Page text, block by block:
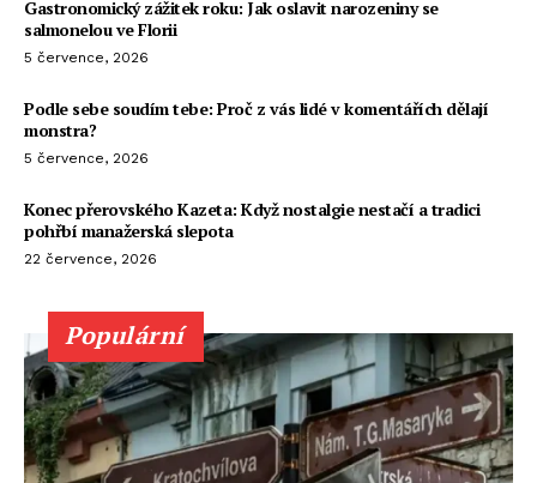
Gastronomický zážitek roku: Jak oslavit narozeniny se
salmonelou ve Florii
5 července, 2026
Podle sebe soudím tebe: Proč z vás lidé v komentářích dělají
monstra?
5 července, 2026
Konec přerovského Kazeta: Když nostalgie nestačí a tradici
pohřbí manažerská slepota
22 července, 2026
Populární